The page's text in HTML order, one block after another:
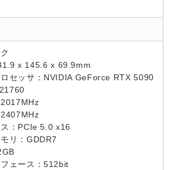
x 145.6 x 69.9mm
セッサ：NVIDIA GeForce RTX 5090
：PCIe 5.0 x16
リ：GDDR7
ェース：512bit